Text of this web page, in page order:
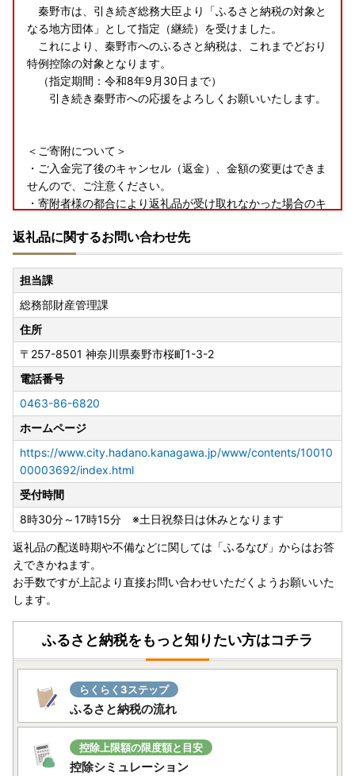
秦野市は、引き続ぎ総務大臣より「ふるさと納税の対象と
なる地方団体」として指定（継続）を受けました。
これにより、秦野市へのふるさと納税は、これまでどおり
特例控除の対象となります。
（指定期間：令和8年9月30日まで）
引き続き秦野市への応援をよろしくお願いいたします。
＜ご寄附について＞
・ご入金完了後のキャンセル（返金）、金額の変更はできま
せんので、ご注意ください。
・寄附者様の都合により返礼品が受け取れなかった場合のキ
＜返礼品について＞
・寄附者様の都合により返礼品が受け取れなかった場合、再
送はいたしておりません。
・長期不在のご予定などがある場合は、備考欄へのご記入を
お願いいたします。
・寄附者様と配送先の受取人様が違う場合は、事前に寄附者
様から受取人様へご連絡をしていただきますようお願いいた
します。なお、配送時の送り主名称は、「秦野市役所ふるさ
と寄附金返礼品」と記載しておりますので、あらかじめご了
承ください。
返礼品に関するお問い合わせ先
担当課
総務部財産管理課
住所
〒257-8501 神奈川県秦野市桜町1-3-2
電話番号
0463-86-6820
ホームページ
https://www.city.hadano.kanagawa.jp/www/contents/10010
00003692/index.html
受付時間
8時30分～17時15分 ※土日祝祭日は休みとなります
返礼品の配送時期や不備などに関しては「ふるなび」からはお答
えできかねます。
お手数ですが上記より直接お問い合わせいただくようお願いいた
します。
ふるさと納税をもっと知りたい方はコチラ
らくらく3ステップ
ふるさと納税の流れ
控除上限額の限度額と目安
控除シミュレーション